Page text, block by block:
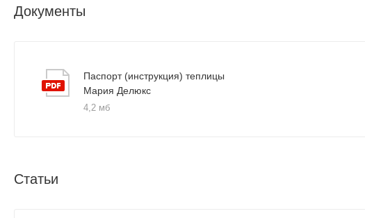
Документы
Паспорт (инструкция) теплицы
Мария Делюкс
4,2 мб
Статьи